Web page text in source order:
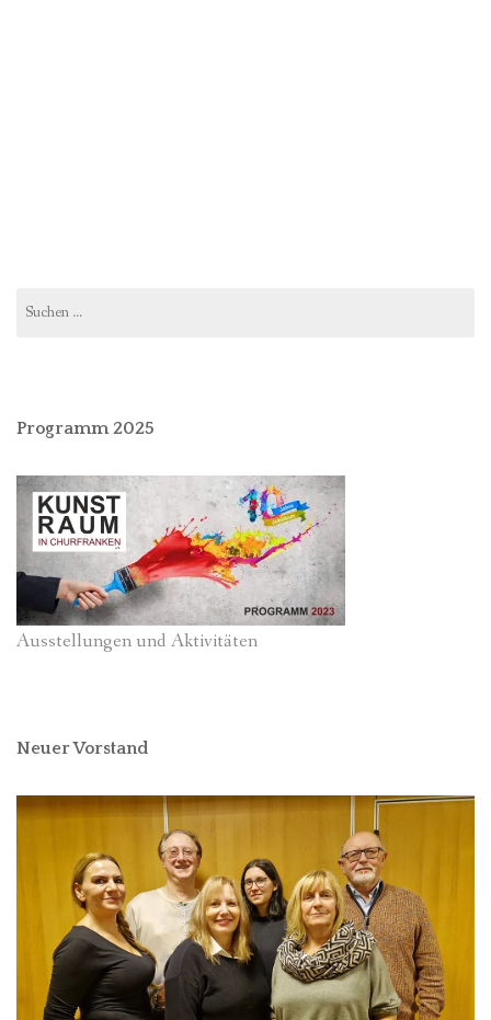
nach:
Programm 2025
Ausstellungen und Aktivitäten
Neuer Vorstand